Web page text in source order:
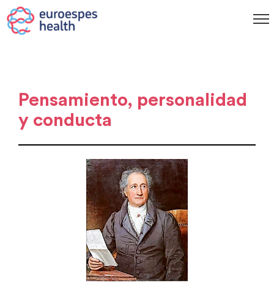
Pensamiento, personalidad
y conducta